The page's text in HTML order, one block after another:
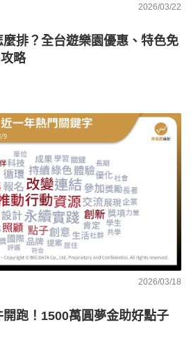
2026/03/22
排？全台遊樂園優惠、特色免
略
2026/03/18
跑！1500萬圓夢金助好點子